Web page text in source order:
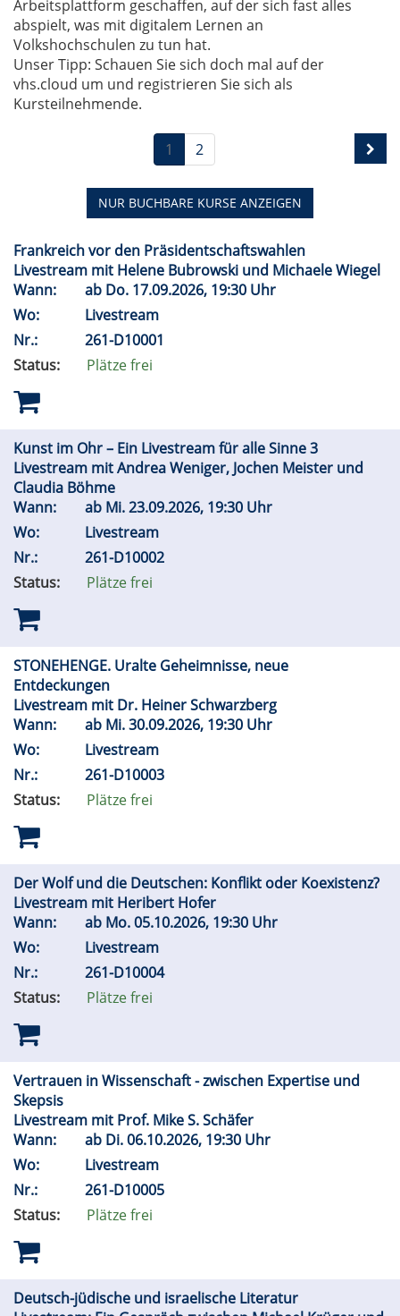
Arbeitsplattform geschaffen, auf der sich fast alles
abspielt, was mit digitalem Lernen an
Volkshochschulen zu tun hat.
Unser Tipp: Schauen Sie sich doch mal auf der
vhs.cloud um und registrieren Sie sich als
Kursteilnehmende.
1 2
NUR BUCHBARE KURSE ANZEIGEN
Frankreich vor den Präsidentschaftswahlen
Livestream mit Helene Bubrowski und Michaele Wiegel
Wann:
ab Do. 17.09.2026, 19:30 Uhr
Wo:
Livestream
Nr.:
261-D10001
Status:
Plätze frei
Kunst im Ohr – Ein Livestream für alle Sinne 3
Livestream mit Andrea Weniger, Jochen Meister und
Claudia Böhme
Wann:
ab Mi.23.09.2026, 19:30 Uhr
Wo:
Livestream
Nr.:
261-D10002
Status:
Plätze frei
STONEHENGE. Uralte Geheimnisse, neue
Entdeckungen
Livestream mit Dr. Heiner Schwarzberg
Wann:
ab Mi.30.09.2026, 19:30 Uhr
Wo:
Livestream
Nr.:
261-D10003
Status:
Plätze frei
Der Wolf und die Deutschen: Konflikt oder Koexistenz?
Livestream mit Heribert Hofer
Wann:
ab Mo.05.10.2026, 19:30 Uhr
Wo:
Livestream
Nr.:
261-D10004
Status:
Plätze frei
Vertrauen in Wissenschaft - zwischen Expertise und
Skepsis
Livestream mit Prof. Mike S. Schäfer
Wann:
ab Di.06.10.2026, 19:30 Uhr
Wo:
Livestream
Nr.:
261-D10005
Status:
Plätze frei
Deutsch-jüdische und israelische Literatur